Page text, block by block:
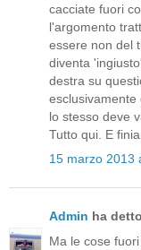
cacciate fuori
l'argomento
essere non del
diventa
destra su
esclusivamente
lo stesso deve
Tutto qui. E
15 marzo 2013
Admin ha
Ma le cose